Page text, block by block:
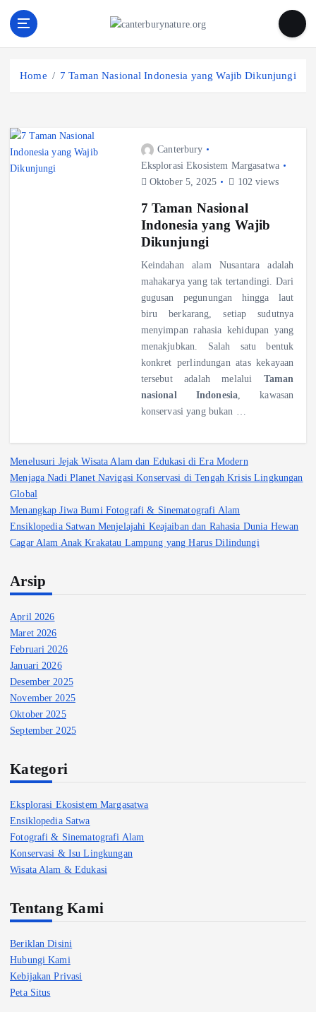
Home 7 Taman Nasional Indonesia yang Wajib Dikunjungi
Canterbury
Eksplorasi Ekosistem Margasatwa
Oktober 5, 2025
102 views
7 Taman Nasional
Indonesia yang Wajib
Dikunjungi
Keindahan alam Nusantara adalah
mahakarya yang tak tertandingi. Dari
gugusan pegunungan hingga laut
biru berkarang, setiap sudutnya
menyimpan rahasia kehidupan yang
menakjubkan. Salah satu bentuk
konkret perlindungan atas kekayaan
tersebut adalah melalui Taman
nasional Indonesia , kawasan
konservasi yang bukan …
Menelusuri Jejak Wisata Alam dan Edukasi di Era Modern
Menjaga Nadi Planet Navigasi Konservasi di Tengah Krisis Lingkungan
Global
Menangkap Jiwa Bumi Fotografi & Sinematografi Alam
Ensiklopedia Satwan Menjelajahi Keajaiban dan Rahasia Dunia Hewan
Cagar Alam Anak Krakatau Lampung yang Harus Dilindungi
Arsip
April 2026
Maret 2026
Februari 2026
Januari 2026
Desember 2025
November 2025
Oktober 2025
September 2025
Kategori
Eksplorasi Ekosistem Margasatwa
Ensiklopedia Satwa
Fotografi & Sinematografi Alam
Konservasi & Isu Lingkungan
Wisata Alam & Edukasi
Tentang Kami
Beriklan Disini
Hubungi Kami
Kebijakan Privasi
Peta Situs